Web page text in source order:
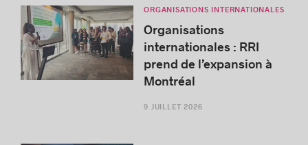
ORGANISATIONS INTERNATIONALES
Organisations
internationales : RRI
prend de l’expansion à
Montréal
9 JUILLET 2026